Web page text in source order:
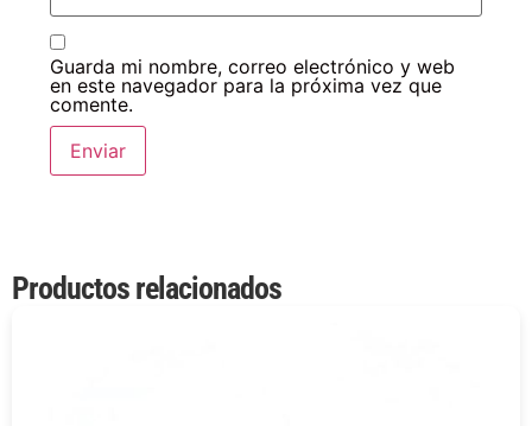
Guarda mi nombre, correo electrónico y web
en este navegador para la próxima vez que
comente.
Productos relacionados